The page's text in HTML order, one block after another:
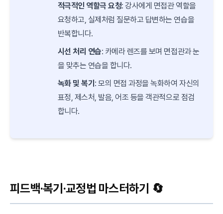
적극적인 역할극 요청: 강사에게 면접관 역할을
요청하고, 실제처럼 질문하고 답변하는 연습을
반복합니다.
시선 처리 연습: 카메라 렌즈를 보며 면접관과 눈
을 맞추는 연습을 합니다.
녹화 및 복기 : 모의 면접 과정을 녹화하여 자신의
표정, 제스처, 발음, 어조 등을 객관적으로 점검
합니다.
피드백·복기·교정법 마스터하기 🔄